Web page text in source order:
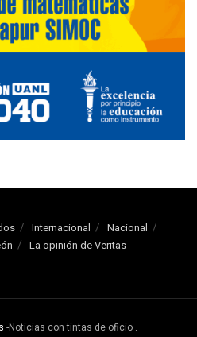
Internacional
Nacional
La opinión de Veritas
-Noticias con tintas de oficio .